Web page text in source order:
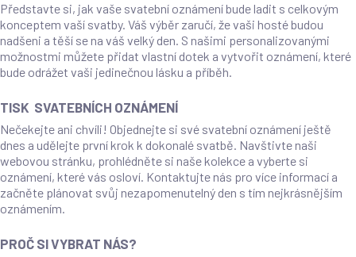
Představte si, jak vaše svatební oznámení bude ladit s celkovým
konceptem vaší svatby. Váš výběr zaručí, že vaši hosté budou
nadšeni a těší se na váš velký den. S našimi personalizovanými
možnostmi můžete přidat vlastní dotek a vytvořit oznámení, které
bude odrážet vaši jedinečnou lásku a příběh.
TISK SVATEBNÍCH OZNÁMENÍ
Nečekejte ani chvíli! Objednejte si své svatební oznámení ještě
dnes a udělejte první krok k dokonalé svatbě. Navštivte naši
webovou stránku, prohlédněte si naše kolekce a vyberte si
oznámení, které vás osloví. Kontaktujte nás pro více informací a
začněte plánovat svůj nezapomenutelný den s tím nejkrásnějším
oznámením.
PROČ SI VYBRAT NÁS?